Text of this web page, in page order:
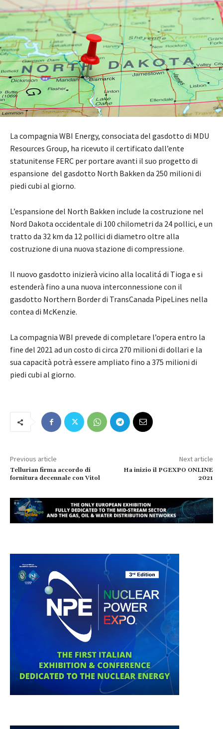
La compagnia WBI Energy, consociata del gasdotto di MDU
Resources Group, ha ricevuto il certificato dall’ente
statunitense FERC per portare avanti il suo progetto di
espansione del gasdotto North Bakken da 250 milioni di
piedi cubi al giorno.
L’espansione del North Bakken include la costruzione nel
Nord Dakota occidentale di 100 chilometri da 24 pollici, e un
tratto da 32 km da 12 pollici di diametro oltre alla
costruzione di una nuova stazione di compressione.
Il nuovo gasdotto inizierà vicino alla localitá di Tioga e si
estenderà fino a una nuova interconnessione con il
gasdotto Northern Border di TransCanada PipeLines nella
contea di McKenzie.
La compagnia WBI prevede di completare l’opera entro la
fine del 2021 ad un costo di circa 270 milioni di dollari e la
sua capacità potrà essere ampliato fino a 375 milioni di
piedi cubi al giorno.
Previous article
Tellurian firma accordo di
fornitura decennale con Vitol
Next article
Ha inizio il PGEXPO ONLINE
2021